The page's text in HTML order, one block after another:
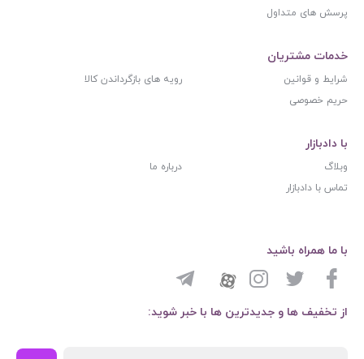
پرسش های متداول
خدمات مشتریان
شرایط و قوانین
رویه های بازگرداندن کالا
حریم خصوصی
با دادبازار
وبلاگ
درباره ما
تماس با دادبازار
از تخفیف ها و جدیدترین ها با خبر شوید:
با ما همراه باشید